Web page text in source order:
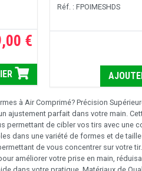
€
Réf. : FPOIMESHDS
à Air Comprimé? Précision
ajustement parfait dans votre main.
permettant de cibler vos tirs avec une
dans une variété de formes et de
de vous concentrer sur votre
améliorer votre prise en main,